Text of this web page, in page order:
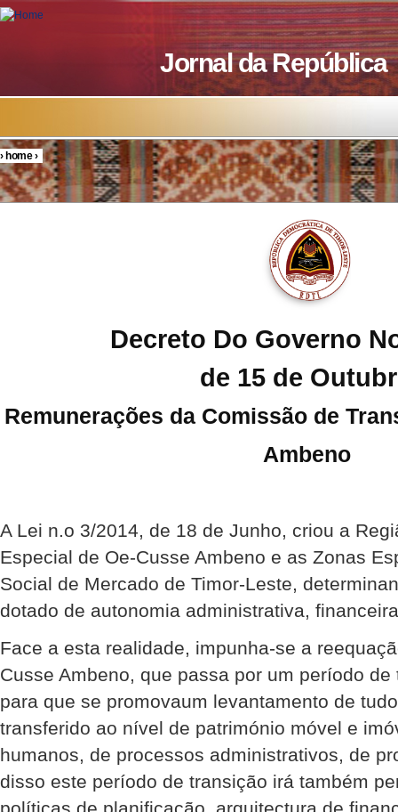
Skip to main content
Jornal da República
You are here
›home›
Decreto Do Governo
de 15 de
Remunerações da Comissão de
Ambeno
A Lei n.o 3/2014, de 18 de Junho, criou a
Especial de Oe-Cusse Ambeno e as Zonas
Social de Mercado de Timor-Leste,
dotado de autonomia administrativa,
Face a esta realidade, impunha-se a
Cusse Ambeno, que passa por um período
para que se promovaum levantamento de
transferido ao nível de património móvel e
humanos, de processos administrativos, de
disso este período de transição irá também